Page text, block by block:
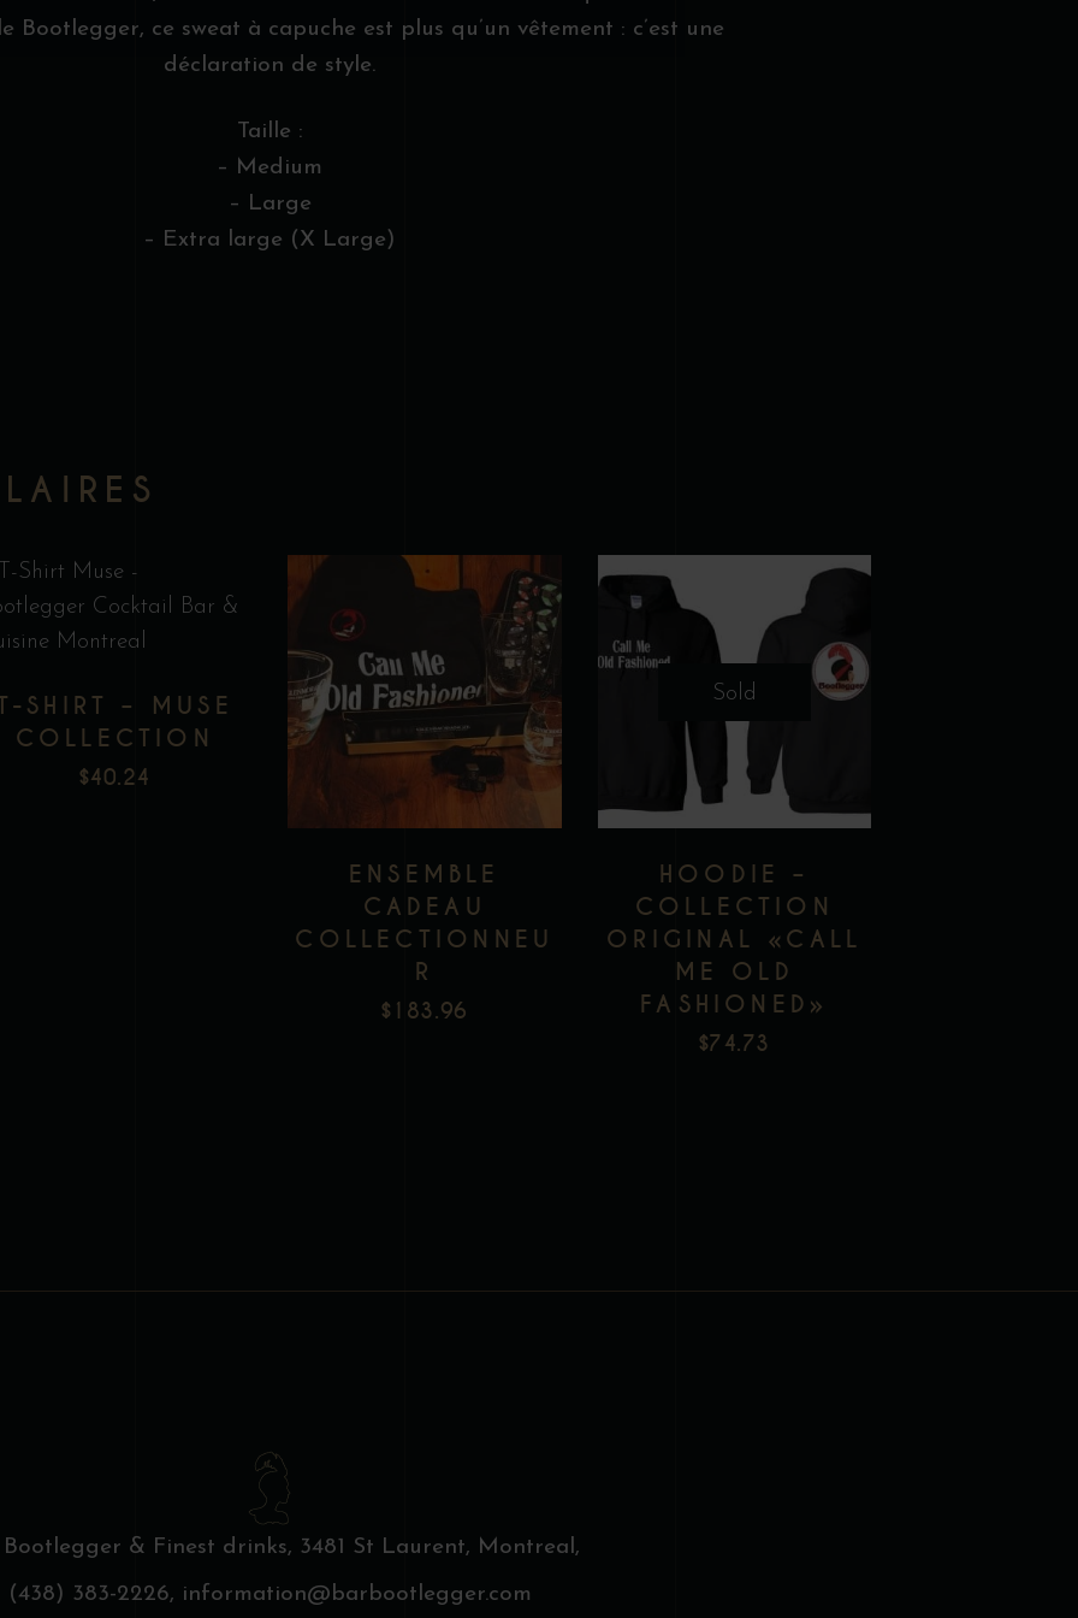
Bootlegger, ce sweat à capuche est plus qu’un vêtement : c’est une
déclaration de style.
Taille :
– Medium
– Large
– Extra large (X Large)
Ce
plusieurs
variations.
SHIRT – MUSE
COLLECTION
$40.24
ENSEMBLE
CADEAU
COLLECTIONNEU
R
$ 183.96
Sold
produit
a
options
Add to wishlist
HOODIE –
COLLECTION
ORIGINAL «CALL
ME OLD
FASHIONED»
$74.73
& Finest drinks, 3481 St Laurent, Montreal,
(438) 383-2226, information@barbootlegger.com